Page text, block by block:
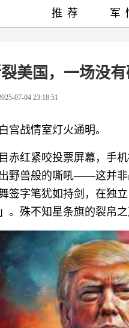
美国，一场没
07-04 23:18:51
宫战情室灯火通明。
赤红紧咬投票屏幕，手
野兽般的嘶吼——这并
签字笔犹如持剑，在独
。殊不知星条旗的裂帛
推荐 军